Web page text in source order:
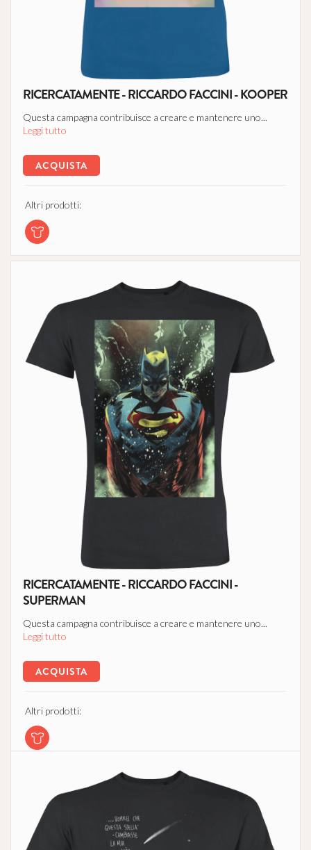
RICERCATAMENTE - RICCARDO FACCINI - KOOPER
Questa campagna contribuisce a creare e mantenere uno...
Leggi tutto
ACQUISTA
Altri prodotti:
RICERCATAMENTE - RICCARDO FACCINI -
SUPERMAN
Questa campagna contribuisce a creare e mantenere uno...
Leggi tutto
ACQUISTA
Altri prodotti: